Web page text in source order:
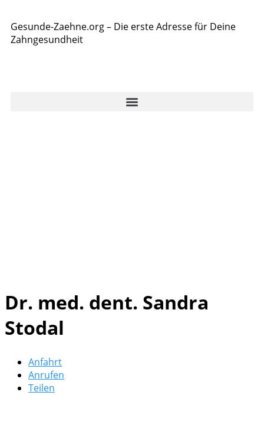
Gesunde-Zaehne.org – Die erste Adresse für Deine
Zahngesundheit
Dr. med. dent. Sandra
Stodal
Anfahrt
Anrufen
Teilen